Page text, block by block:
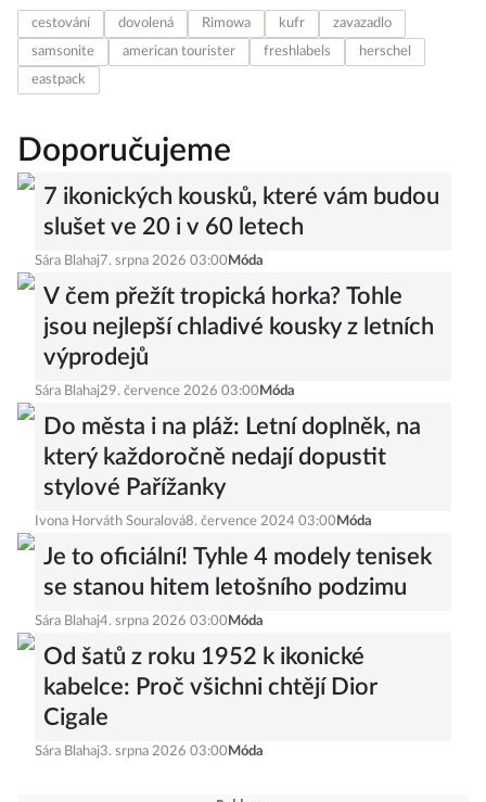
cestování dovolená Rimowa kufr
zavazadlo
samsonite
american tourister freshlabels
herschel
eastpack
Doporučujeme
7 ikonických kousků, které vám budou
slušet ve 20 i v 60 letech
Sára Blahaj 7. srpna 2026 03:00 Móda
V čem přežít tropická horka? Tohle
jsou nejlepší chladivé kousky z letních
výprodejů
Sára Blahaj29. července 2026 03:00 Móda
Do města i na pláž: Letní doplněk, na
který každoročně nedají dopustit
stylové Pařížanky
Ivona Horváth Souralová8. července 2024 03:00 Móda
Je to oficiální! Tyhle 4 modely tenisek
se stanou hitem letošního podzimu
Sára Blahaj4. srpna 2026 03:00 Móda
Od šatů z roku 1952 k ikonické
kabelce: Proč všichni chtějí Dior
Cigale
Sára Blahaj3. srpna 2026 03:00 Móda